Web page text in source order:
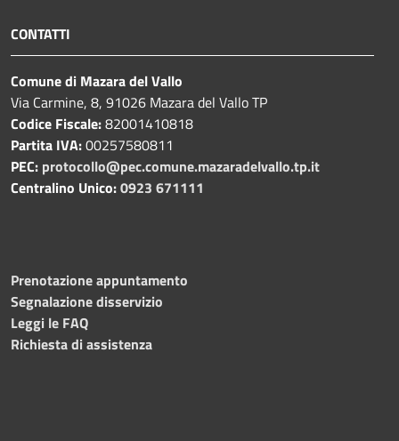
CONTATTI
Comune di Mazara del Vallo
Via Carmine, 8, 91026 Mazara del Vallo TP
Codice Fiscale:82001410818
Partita IVA:00257580811
PEC: protocollo@pec.comune.mazaradelvallo.tp.it
Centralino Unico:0923 671111
Prenotazione appuntamento
Segnalazione disservizio
Leggi le FAQ
Richiesta di assistenza